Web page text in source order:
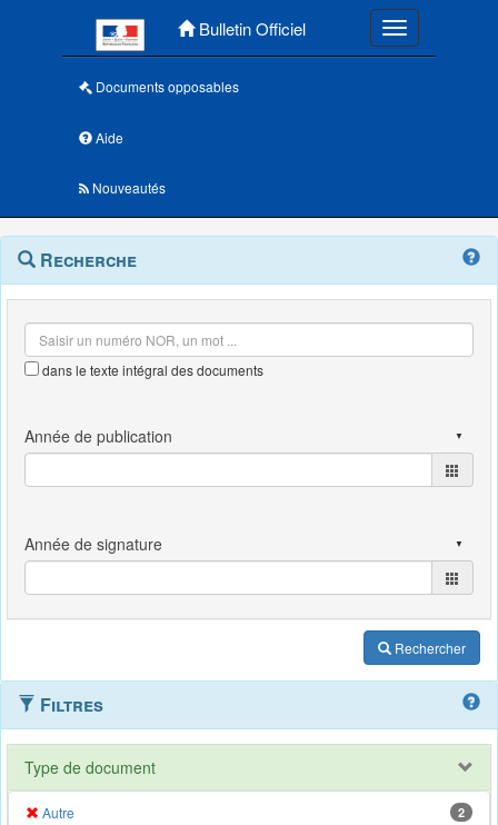
Bulletin Officiel Toggle
Documents opposables
Aide
Nouveautés
Navigation
outils
Menu
contextuel
Recherche
dans le texte intégral des documents
Rechercher
Filtres
Type de document
Autre 2